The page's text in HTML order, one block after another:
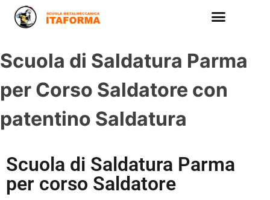
Scuola di Saldatura Parma
per Corso Saldatore con
patentino Saldatura
Scuola di Saldatura Parma
per corso Saldatore